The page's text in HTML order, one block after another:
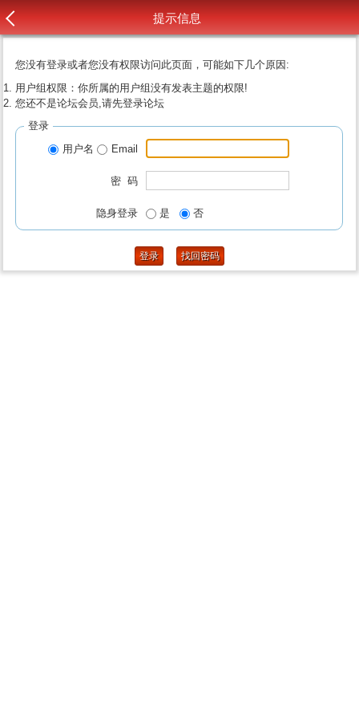
提示信息
您没有登录或者您没有权限访问此页面，可能如下几个原因:
用户组权限：你所属的用户组没有发表主题的权限!
您还不是论坛会员,请先登录论坛
登录
用户名
Email
密 码
隐身登录 是 否